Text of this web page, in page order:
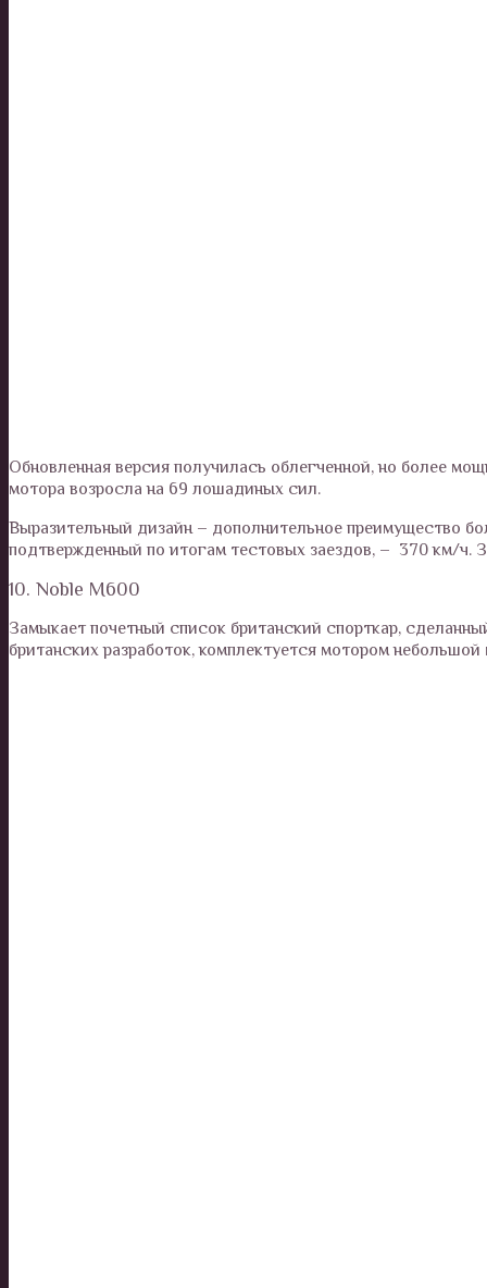
Обновленная версия получилась облегченной, но более
мотора возросла на 69 лошадиных сил.
Выразительный дизайн – дополнительное преимущество
подтвержденный по итогам тестовых заездов, – 370 км/ч.
10. Noble M600
Замыкает почетный список британский спорткар,
британских разработок, комплектуется мотором